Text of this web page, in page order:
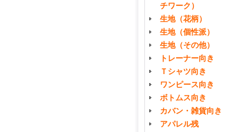
チワーク）
生地（花柄）
生地（個性派）
生地（その他）
トレーナー向き
Ｔシャツ向き
ワンピース向き
ボトムス向き
カバン・雑貨向き
アパレル残